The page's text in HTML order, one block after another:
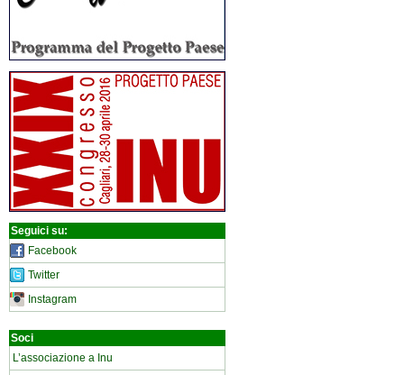
Seguici su:
Facebook
Twitter
Instagram
Soci
L’associazione a Inu